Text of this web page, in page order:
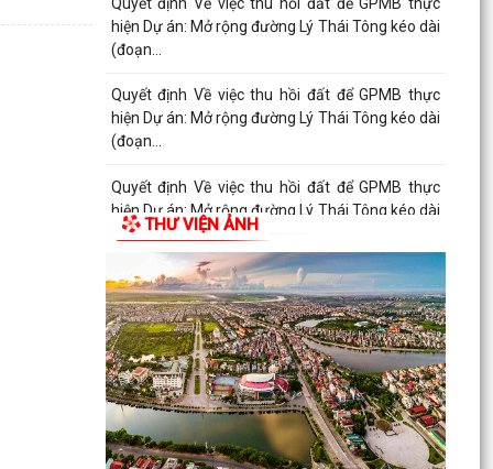
Quyết định Về việc thu hồi đất để GPMB thực
hiện Dự án: Mở rộng đường Lý Thái Tông kéo dài
(đoạn...
Quyết định Về việc thu hồi đất để GPMB thực
hiện Dự án: Mở rộng đường Lý Thái Tông kéo dài
(đoạn từ...
Quyết định Về việc thu hồi đất để GPMB thực
hiện Dự án: Mở rộng đường Lý Thái Tông kéo dài
(đoạn từ...
Quyết định Về việc thu hồi đất để GPMB thực
hiện Dự án: Mở rộng đường Lý Thái Tông kéo dài
(đoạn...
Quyết định Về việc thu hồi đất để GPMB thực
hiện Dự án: Mở rộng đường Lý Thái Tông kéo dài
(đoạn...
THƯ VIỆN ẢNH